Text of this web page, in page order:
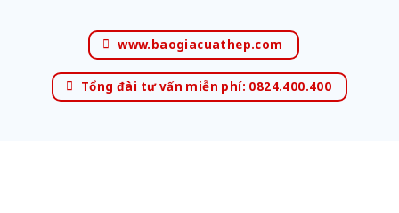
www.baogiacuathep.com
Tổng đài tư vấn miễn phí: 0824.400.400